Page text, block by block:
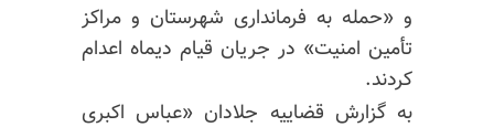
و «حمله به فرمانداری شهرستان و مراکز
تأمین امنیت» در جریان قیام دیماه اعدام
کردند.
به گزارش قضاییه جلادان «عباس اکبری